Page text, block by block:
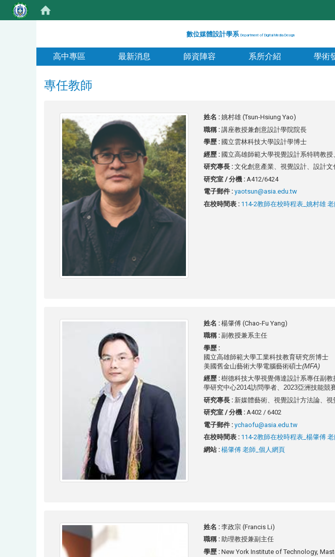
數位媒體設計學系 Department of Digital Media Design
高中專區 最新消息 師資陣容 系所介紹 學術
專任教師
姓名 : 姚村雄 (Tsun-Hsiung Yao)
職稱 : 講座教授兼創意設計學院院長
學歷 : 國立雲林科技大學設計學博士
經歷 : 國立高雄師範大學視覺設計系特聘教授、
研究專長 : 文化創意產業、視覺設計、設計文
研究室 / 分機 : A412/6424
電子郵件 : yaotsun@asia.edu.tw
在校時間表 : 114-2教師在校時程表_姚村雄
姓名 : 楊肇傅 (Chao-Fu Yang)
職稱 : 副教授兼系主任
學歷 :
國立高雄師範大學工業科技教育研究所博士
美國舊金山藝術大學電腦藝術碩士(MFA)
經歷 : 樹德科技大學視覺傳達設計系專任副
學研究中心2014訪問學者、 2023亞洲技能競
研究專長 : 新媒體藝術、視覺設計方法論、
研究室 / 分機 : A402 / 6402
電子郵件 : ychaofu@asia.edu.tw
在校時間表 : 114-2教師在校時程表_楊肇傅
網站 : 楊肇傅 老師_個人網頁
姓名 : 李政宗 (Francis Li)
職稱 : 助理教授兼副主任
學歷 : New York Institute of Technology,